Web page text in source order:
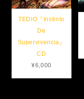
TEDIO『Instinto
De
Supervivencia』
CD
¥6,000